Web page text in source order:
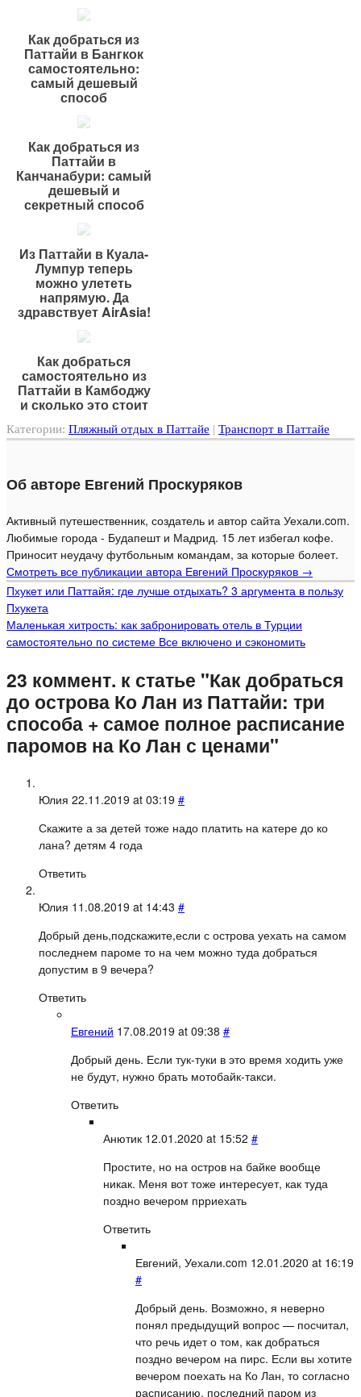
Как добраться из
Паттайи в Бангкок
самостоятельно:
самый дешевый
способ
Как добраться из
Паттайи в
Канчанабури: самый
дешевый и
секретный способ
Из Паттайи в Куала-
Лумпур теперь
можно улететь
напрямую. Да
здравствует AirAsia!
Как добраться
самостоятельно из
Паттайи в Камбоджу
и сколько это стоит
Категории: Пляжный отдых в Паттайе | Транспорт в Паттайе
Об авторе Евгений Проскуряков
Активный путешественник, создатель и автор сайта Уехали.com.
Любимые города - Будапешт и Мадрид. 15 лет избегал кофе.
Приносит неудачу футбольным командам, за которые болеет.
Смотреть все публикации автора Евгений Проскуряков →
Пхукет или Паттайя: где лучше отдыхать? 3 аргумента в пользу
Пхукета
Маленькая хитрость: как забронировать отель в Турции
самостоятельно по системе Все включено и сэкономить
23 коммент. к статье "Как добраться
до острова Ко Лан из Паттайи: три
способа + самое полное расписание
паромов на Ко Лан с ценами"
Юлия 22.11.2019 at 03:19 #
Скажите а за детей тоже надо платить на катере до ко
лана? детям 4 года
Ответить
Юлия 11.08.2019 at 14:43 #
Добрый день,подскажите,если с острова уехать на самом
последнем пароме то на чем можно туда добраться
допустим в 9 вечера?
Ответить
Евгений 17.08.2019 at 09:38 #
Добрый день. Если тук-туки в это время ходить уже
не будут, нужно брать мотобайк-такси.
Ответить
Анютик 12.01.2020 at 15:52 #
Простите, но на остров на байке вообще
никак. Меня вот тоже интересует, как туда
поздно вечером прриехать
Ответить
Евгений, Уехали.com 12.01.2020 at 16:19
#
Добрый день. Возможно, я неверно
понял предыдущий вопрос — посчитал,
что речь идет о том, как добраться
поздно вечером на пирс. Если вы хотите
вечером поехать на Ко Лан, то согласно
расписанию, последний паром из